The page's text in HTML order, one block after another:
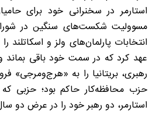
استارمر در سخنرانی خود برای
مسوولیت شکست‌های سنگین در
انتخابات پارلمان‌های ولز و اسکاتلند
عهد کرد که در سمت خود باقی بماند
رهبری، بریتانیا را به «هرج‌ومرجی»
حزب محافظه‌کار حاکم بود؛ حزبی
استارمر، دو رهبر خود را در عرض دو